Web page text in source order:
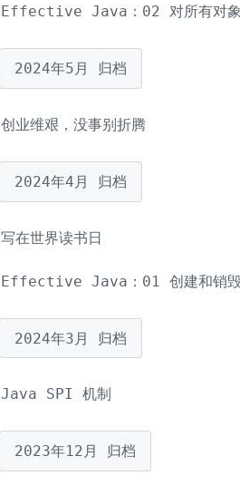
Effective Java：02 对所有对象
2024年5月 归档
创业维艰，没事别折腾
2024年4月 归档
写在世界读书日
Effective Java：01 创建和销毁
2024年3月 归档
Java SPI 机制
2023年12月 归档